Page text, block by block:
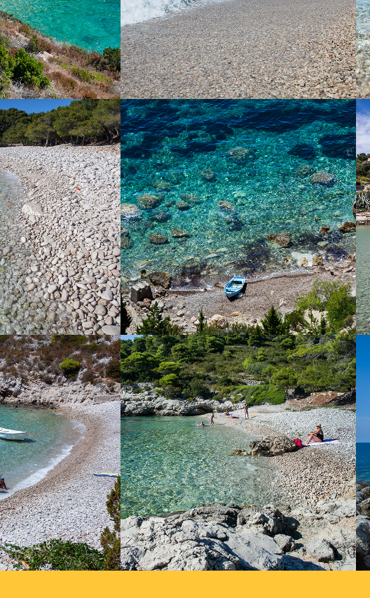
è la più nota
È ricca di ombra dei
dallo splendore dei
di luna. In spiaggia
del mare con una
da noi o vi
gita giornaliera con la
che è ideale per le
È possibile arrivarci
ma esige poi una
di minuti.
LA SPIAGGIA NUDISTA
La spiaggia FKK è una spiaggia nudista,
coperta da tamerice. Si trova a pochi minuti di
corsa da Komiža con la nostra barca taxi.
poco lontano dalla
per tranquillità
del blu limpido è
con le parole.
barche o prendete
e godetevi una gita
alla spiaggia dura 5
BARJOŠKA
La spiaggia Barjoška si trova poco lontano da
Komiža, a 5 minuti di corsa con la nostra
barca taxi. La spiaggia Barjoška è una
bellissima spiaggia con una grande ombra e il
bellissimo mare limpido. Le è stato dato il
nome delle 2 piccole isole che si trovano
vicino. Queste sono Barjak grande e Barjak
piccolo. La spiaggia Barjoška è nota per la ex
batteria di artiglieria Barjaci che si trovava
vicino alla spiaggia. Rivolgetevi a noi con
fiducia e noleggiate da noi una barca o
riservate una barca taxi.